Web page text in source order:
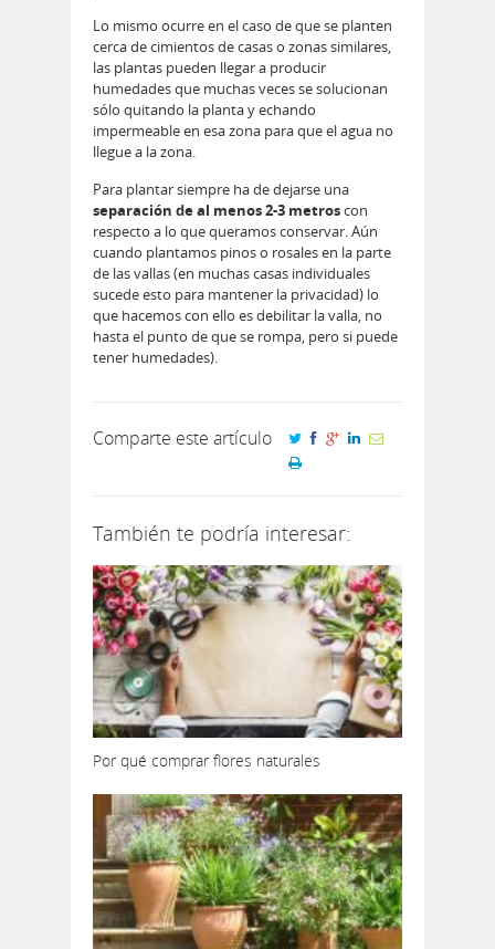
Lo mismo ocurre en el caso de que se planten
cerca de cimientos de casas o zonas similares,
las plantas pueden llegar a producir
humedades que muchas veces se solucionan
sólo quitando la planta y echando
impermeable en esa zona para que el agua no
llegue a la zona.
Para plantar siempre ha de dejarse una
separación de al menos 2-3 metroscon
respecto a lo que queramos conservar. Aún
cuando plantamos pinos o rosales en la parte
de las vallas (en muchas casas individuales
sucede esto para mantener la privacidad) lo
que hacemos con ello es debilitar la valla, no
hasta el punto de que se rompa, pero si puede
tener humedades).
Comparte este artículo
También te podría interesar:
Por qué comprar flores naturales